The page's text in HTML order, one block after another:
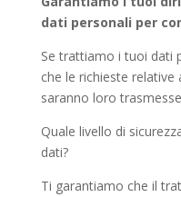
dati personali per
Se trattiamo i tuoi dati
che le richieste relative
saranno loro
Quale livello di
dati?
Ti garantiamo che il